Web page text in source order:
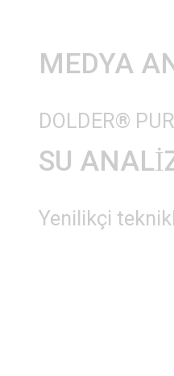
MEDYA
DOLDER®
SU
Yenilikçi